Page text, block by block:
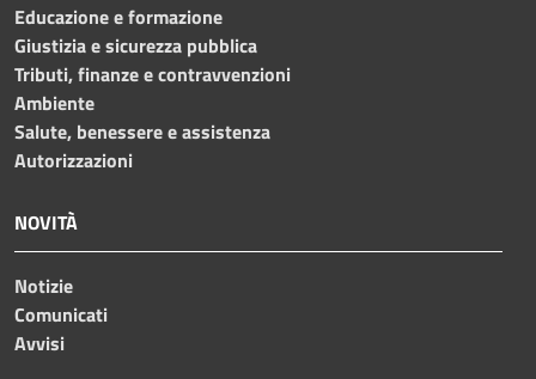
Educazione e formazione
Giustizia e sicurezza pubblica
Tributi, finanze e contravvenzioni
Ambiente
Salute, benessere e assistenza
Autorizzazioni
NOVITÀ
Notizie
Comunicati
Avvisi